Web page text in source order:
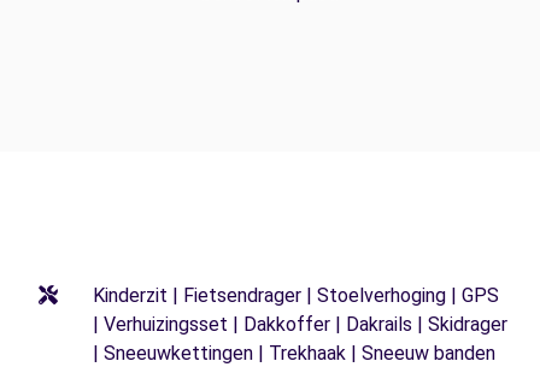
Kinderzit | Fietsendrager | Stoelverhoging | GPS
| Verhuizingsset | Dakkoffer | Dakrails | Skidrager
| Sneeuwkettingen | Trekhaak | Sneeuw banden